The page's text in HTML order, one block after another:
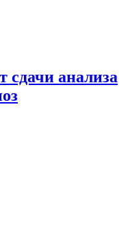
сдачи анализа